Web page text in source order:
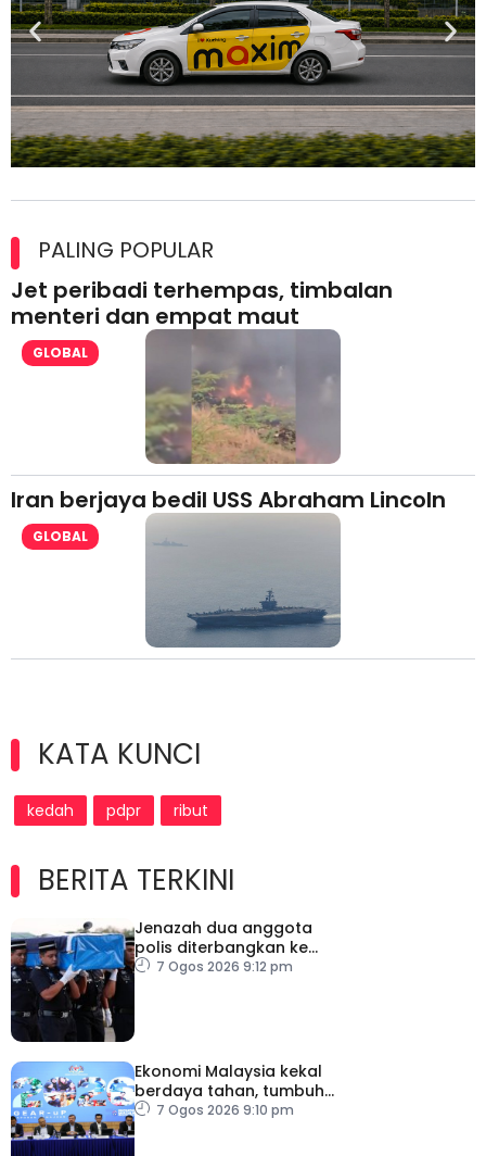
lesen separuh pertama 2026
PALING POPULAR
Jet peribadi terhempas, timbalan
menteri dan empat maut
GLOBAL
Iran berjaya bedil USS Abraham Lincoln
GLOBAL
KATA KUNCI
kedah pdpr ribut
BERITA TERKINI
Jenazah dua anggota
polis diterbangkan ke
Kelantan
7 Ogos 2026 9:12 pm
Ekonomi Malaysia kekal
berdaya tahan, tumbuh
5.6 peratus
7 Ogos 2026 9:10 pm